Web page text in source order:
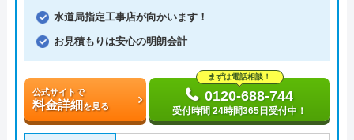
水道局指定工事店が向かいます！
お見積もりは安心の明朗会計
公式サイトで
料金詳細を見る
まずは電話相談！
0120-688-744
受付時間 24時間365日受付中！